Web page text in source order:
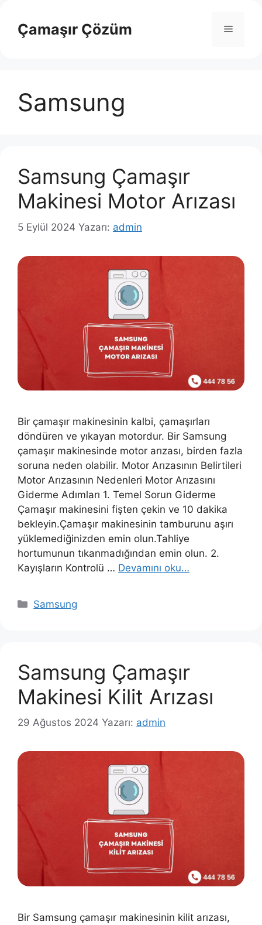
Çamaşır Çözüm Menü
Samsung
Samsung Çamaşır
Makinesi Motor Arızası
5 Eylül 2024 Yazarı: admin
Bir çamaşır makinesinin kalbi, çamaşırları
döndüren ve yıkayan motordur. Bir Samsung
çamaşır makinesinde motor arızası, birden fazla
soruna neden olabilir. Motor Arızasının Belirtileri
Motor Arızasının Nedenleri Motor Arızasını
Giderme Adımları 1. Temel Sorun Giderme
Çamaşır makinesini fişten çekin ve 10 dakika
bekleyin.Çamaşır makinesinin tamburunu aşırı
yüklemediğinizden emin olun.Tahliye
hortumunun tıkanmadığından emin olun. 2.
Kayışların Kontrolü … Devamını oku…
Kategoriler
Samsung
Samsung Çamaşır
Makinesi Kilit Arızası
29 Ağustos 2024 Yazarı: admin
Bir Samsung çamaşır makinesinin kilit arızası,